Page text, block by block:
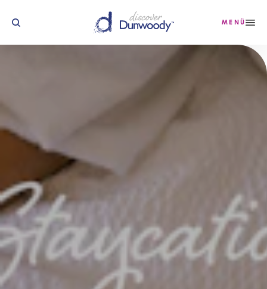
Zum Inhalt springen MENÜ